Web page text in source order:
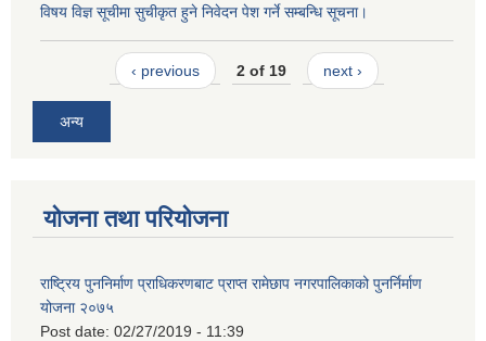
विषय विज्ञ सूचीमा सुचीकृत हुने निवेदन पेश गर्ने सम्बन्धि सूचना।
‹ previous 2 of 19 next ›
अन्य
योजना तथा परियोजना
राष्ट्रिय पुननिर्माण प्राधिकरणबाट प्राप्त रामेछाप नगरपालिकाको पुनर्निर्माण
योजना २०७५
Post date: 02/27/2019 - 11:39